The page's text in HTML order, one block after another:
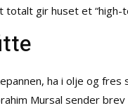
gir huset et “high-
ha i olje og
Mursal sender